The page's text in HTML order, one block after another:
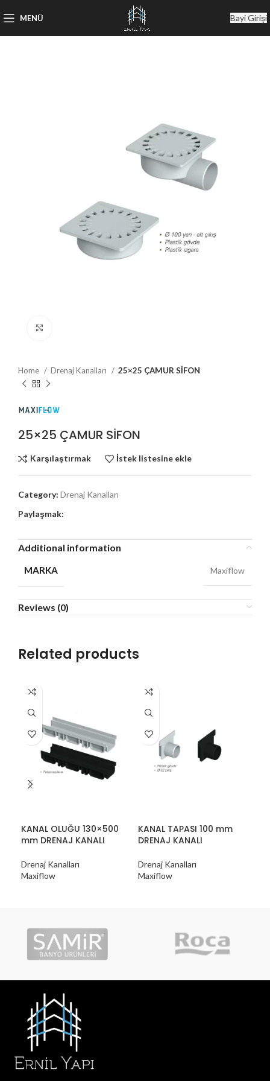
MENÜ Bayi Girişi
Home Drenaj Kanalları 25×25 ÇAMUR SİFON
25×25 ÇAMUR SİFON
Karşılaştırmak İstek listesine ekle
Category: Drenaj Kanalları
Paylaşmak:
Additional information
MARKA Maxiflow
Reviews (0)
Related products
KANAL OLUĞU 130×500
mm DRENAJ KANALI
Drenaj Kanalları
Maxiflow
KANAL TAPASI 100 mm
DRENAJ KANALI
Drenaj Kanalları
Maxiflow